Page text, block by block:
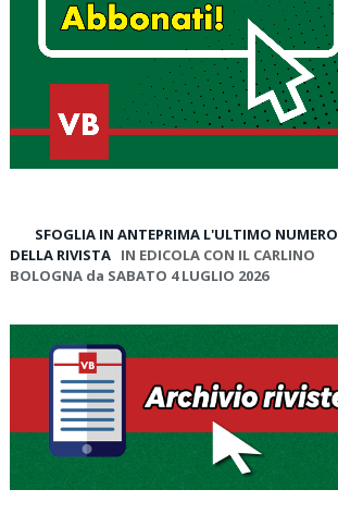
SFOGLIA IN ANTEPRIMA L'ULTIMO NUMERO
DELLA RIVISTA IN EDICOLA CON IL CARLINO
BOLOGNA da SABATO 4 LUGLIO 2026